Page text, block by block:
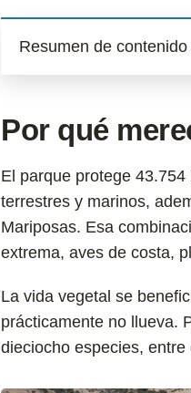
Resumen de contenido
Por qué
El parque protege
terrestres y marinos,
Mariposas. Esa
extrema, aves de costa,
La vida vegetal se
prácticamente no llueva.
dieciocho especies,